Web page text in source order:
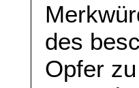
des
Opfer